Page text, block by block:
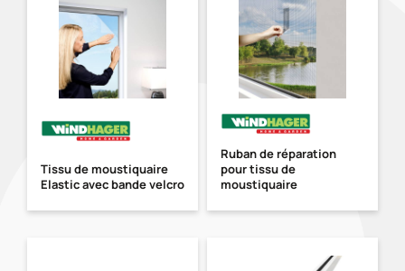
Tissu de moustiquaire
Elastic avec bande velcro
Ruban de réparation
pour tissu de
moustiquaire